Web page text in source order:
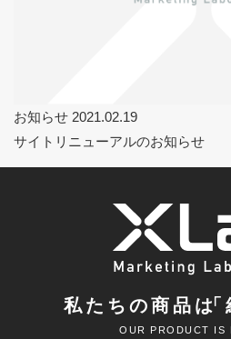
お知らせ 2021.02.19
サイトリニューアルのお知らせ
私たちの商品 は「
OUR PRODUCT IS